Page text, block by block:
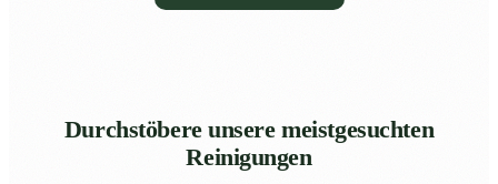
Durchstöbere unsere meistgesuchten
Reinigungen